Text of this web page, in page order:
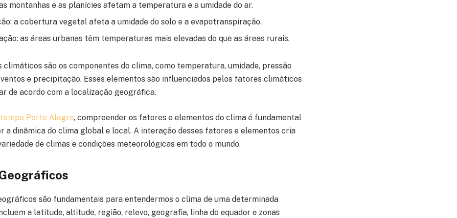
montanhas e as planícies afetam a temperatura e a umidade do ar.
a cobertura vegetal afeta a umidade do solo e a evapotranspiração.
as áreas urbanas têm temperaturas mais elevadas do que as áreas rurais.
climáticos são os componentes do clima, como temperatura, umidade, pressão
e precipitação. Esses elementos são influenciados pelos fatores climáticos
de acordo com a localização geográfica.
Porto Alegre, compreender os fatores e elementos do clima é fundamental
a dinâmica do clima global e local. A interação desses fatores e elementos cria
de climas e condições meteorológicas em todo o mundo.
são fundamentais para entendermos o clima de uma determinada
a latitude, altitude, região, relevo, geografia, linha do equador e zonas